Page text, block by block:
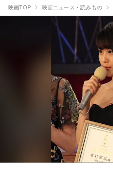
映画TOP 映画ニュース・読みもの